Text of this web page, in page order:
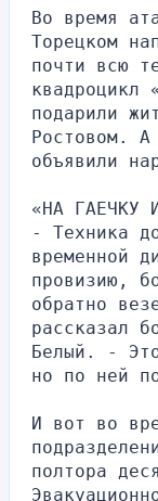
Во время
Торецком
почти всю
квадроцикл
подарили
Ростовом.
объявили
«НА ГАЕЧКУ
- Техника
временной
провизию,
обратно
рассказал
Белый. -
но по ней
И вот во
полтора